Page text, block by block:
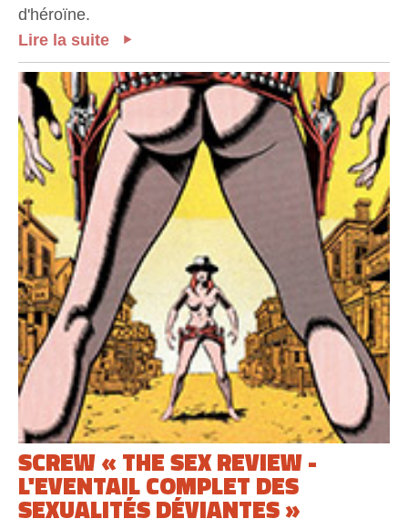
d'héroïne.
Lire la suite
SCREW « THE SEX REVIEW -
L'EVENTAIL COMPLET DES
SEXUALITÉS DÉVIANTES »